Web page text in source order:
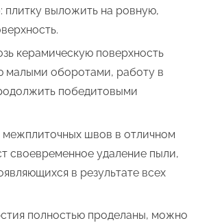
плитку выложить на ровную,
керамическую поверхность
малыми оборотами, работу в
победитовыми
межплиточных швов в отличном
своевременное удаление пыли,
в результате всех
полностью проделаны, можно